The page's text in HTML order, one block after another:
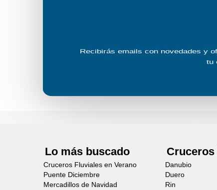
Recibirás emails con novedades y
tu
Lo más buscado
Cruceros Fluviales en Verano
Puente Diciembre
Mercadillos de Navidad
Danubio
Duero
Rin